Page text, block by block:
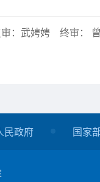
：武娉娉 终审：
民政府 国家